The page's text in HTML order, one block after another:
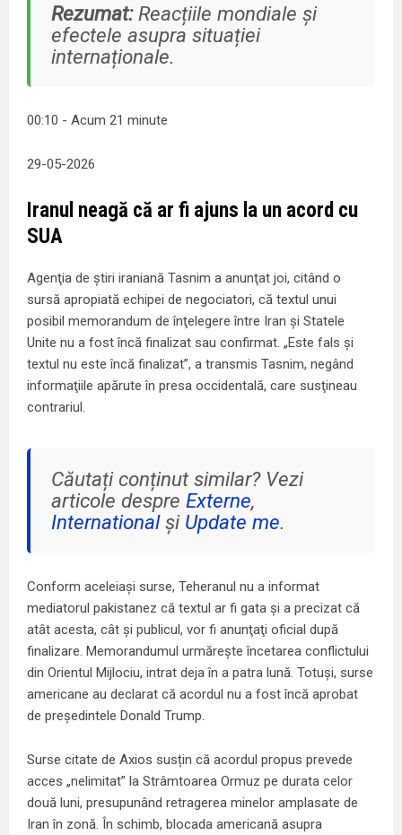
Rezumat:Reacțiile mondiale și
efectele asupra situației
internaționale.
00:10 - Acum 21 minute
29-05-2026
Iranul neagă că ar fi ajuns la un acord cu
SUA
Agenţia de ştiri iraniană Tasnim a anunţat joi, citând o
sursă apropiată echipei de negociatori, că textul unui
posibil memorandum de înţelegere între Iran şi Statele
Unite nu a fost încă finalizat sau confirmat. „Este fals şi
textul nu este încă finalizat”, a transmis Tasnim, negând
informaţiile apărute în presa occidentală, care susţineau
contrariul.
Căutați conținut similar? Vezi
articole despre Externe,
Internationalși Update me.
Conform aceleiaşi surse, Teheranul nu a informat
mediatorul pakistanez că textul ar fi gata şi a precizat că
atât acesta, cât şi publicul, vor fi anunţaţi oficial după
finalizare. Memorandumul urmăreşte încetarea conflictului
din Orientul Mijlociu, intrat deja în a patra lună. Totuşi, surse
americane au declarat că acordul nu a fost încă aprobat
de preşedintele Donald Trump.
Surse citate de Axios susțin că acordul propus prevede
acces „nelimitat” la Strâmtoarea Ormuz pe durata celor
două luni, presupunând retragerea minelor amplasate de
Iran în zonă. În schimb, blocada americană asupra